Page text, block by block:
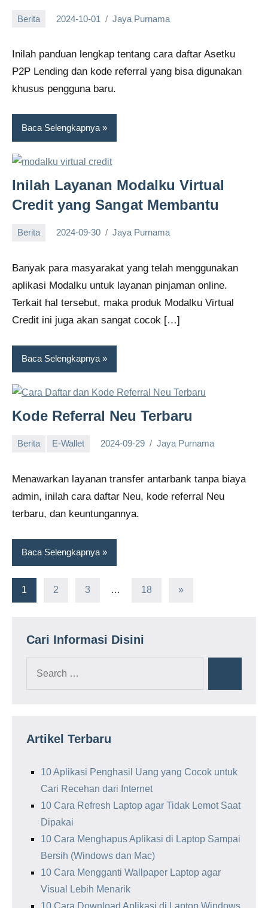
Berita 2024-10-01 Jaya Purnama
Inilah panduan lengkap tentang cara daftar Asetku
P2P Lending dan kode referral yang bisa digunakan
khusus pengguna baru.
Baca Selengkapnya
Inilah Layanan Modalku Virtual
Credit yang Sangat Membantu
Berita 2024-09-30 Jaya Purnama
Banyak para masyarakat yang telah menggunakan
aplikasi Modalku untuk layanan pinjaman online.
Terkait hal tersebut, maka produk Modalku Virtual
Credit ini juga akan sangat cocok […]
Baca Selengkapnya
Kode Referral Neu Terbaru
Berita E-Wallet 2024-09-29 Jaya Purnama
Menawarkan layanan transfer antarbank tanpa biaya
admin, inilah cara daftar Neu, kode referral Neu
terbaru, dan keuntungannya.
Baca Selengkapnya
Paginasi
1 2 3 … 18
Next
»
Cari Informasi Disini
Artikel Terbaru
10 Aplikasi Penghasil Uang yang Cocok untuk
Cari Recehan dari Internet
10 Cara Refresh Laptop agar Tidak Lemot Saat
Dipakai
10 Cara Menghapus Aplikasi di Laptop Sampai
Bersih (Windows dan Mac)
10 Cara Mengganti Wallpaper Laptop agar
Visual Lebih Menarik
10 Cara Download Aplikasi di Laptop Windows